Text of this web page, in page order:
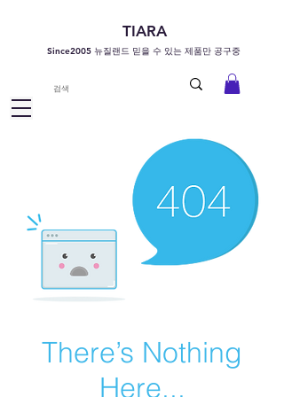
TIARA
Since2005 뉴질랜드 믿을 수 있는 제품만 공구중
There’s Nothing
Here...